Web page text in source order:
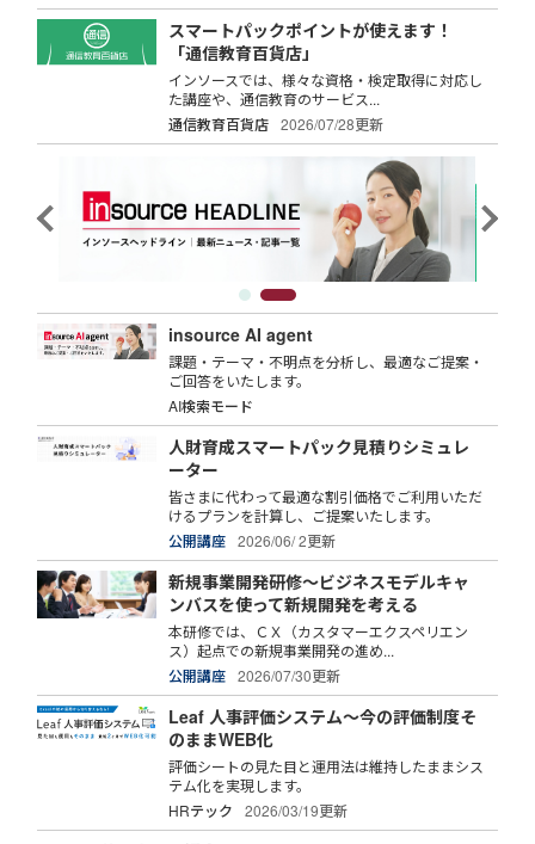
スマートパックポイントが使えます！
「通信教育百貨店」
インソースでは、様々な資格・検定取得に対応し
た講座や、通信教育のサービス...
通信教育百貨店
2026/07/28更新
insource AI agent
課題・テーマ・不明点を分析し、最適なご提案・
ご回答をいたします。
AI検索モード
人財育成スマートパック見積りシミュレ
ーター
皆さまに代わって最適な割引価格でご利用いただ
けるプランを計算し、ご提案いたします。
公開講座
2026/06/ 2更新
新規事業開発研修～ビジネスモデルキャ
ンバスを使って新規開発を考える
本研修では、ＣＸ（カスタマーエクスペリエン
ス）起点での新規事業開発の進め...
公開講座
2026/07/30更新
Leaf 人事評価システム～今の評価制度そ
のままWEB化
評価シートの見た目と運用法は維持したままシス
テム化を実現します。
HRテック
2026/03/19更新